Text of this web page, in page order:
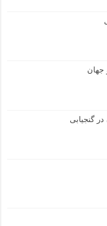
جهان
گنجیابی